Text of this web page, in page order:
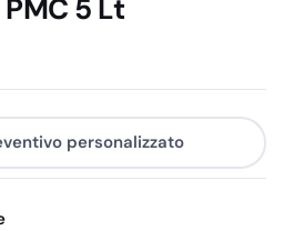
5 Lt
personalizzato